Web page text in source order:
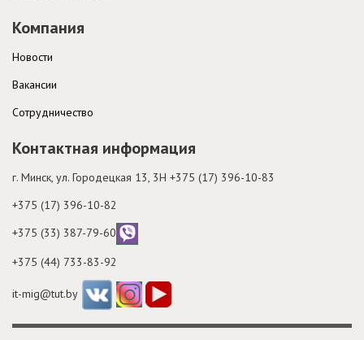
Компания
Новости
Вакансии
Cотрудничество
Контактная информация
г. Минск, ул. Городецкая 13, 3H +375 (17) 396-10-83
+375 (17) 396-10-82
+375 (33) 387-79-60
+375 (44) 733-83-92
it-mig@tut.by